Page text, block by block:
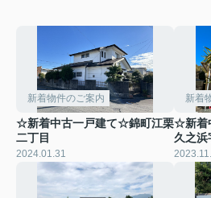
新着物件のご案内
☆新着中古一戸建て☆錦町江栗
二丁目
2024.01.31
新着
☆新着
久之浜